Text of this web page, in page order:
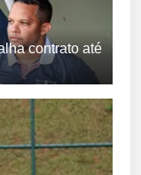
contrato até